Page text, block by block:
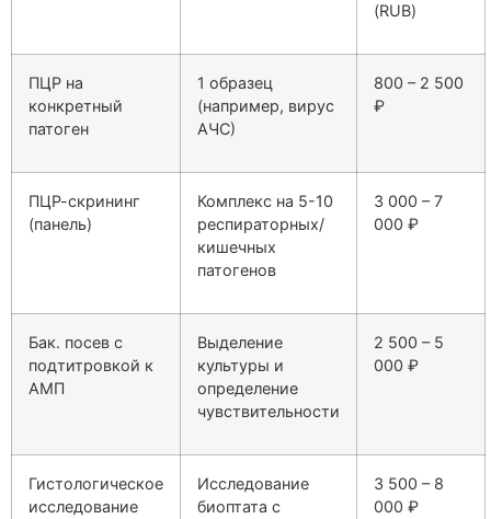
(RUB)
ПЦР на
конкретный
патоген
1 образец
(например, вирус
АЧС)
800 – 2 500
₽
ПЦР-скрининг
(панель)
Комплекс на 5-10
респираторных/
кишечных
патогенов
3 000 – 7
000 ₽
Бак. посев с
подтитровкой к
АМП
Выделение
культуры и
определение
чувствительности
2 500 – 5
000 ₽
Гистологическое
исследование
Исследование
биоптата с
3 500 – 8
000 ₽